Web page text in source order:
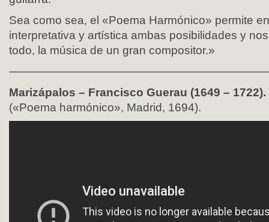
Sea como sea, el «Poema Harmónico» permite
interpretativa y artística ambas posibilidades y
todo, la música de un gran compositor.»
Marizápalos – Francisco Guerau (1649 – 1722).
(«Poema harmónico», Madrid, 1694).